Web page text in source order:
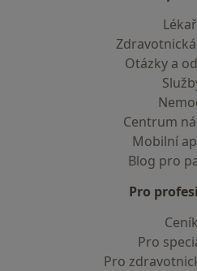
Otázky a
Centrum
Mobilní
Blog pro
Pro
Ceník
Pro
Pro